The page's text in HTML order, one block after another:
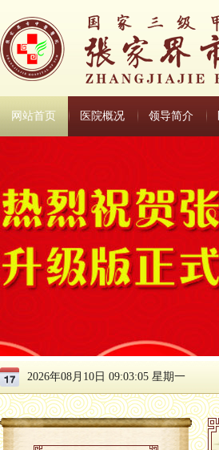
网站首页 医院概况 领导简介
2026年08月10日 09:03:06 星期一